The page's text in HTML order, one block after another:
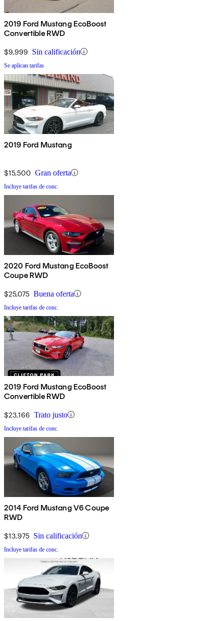
2019 Ford Mustang EcoBoost
Convertible RWD
$9,999 Sin calificación
Se aplican tarifas
2019 Ford Mustang
$15,500 Gran oferta
Incluye tarifas de conc.
2020 Ford Mustang EcoBoost
Coupe RWD
$25,075 Buena oferta
Incluye tarifas de conc.
2019 Ford Mustang EcoBoost
Convertible RWD
$23,166 Trato justo
Incluye tarifas de conc.
2014 Ford Mustang V6 Coupe
RWD
$13,975 Sin calificación
Incluye tarifas de conc.